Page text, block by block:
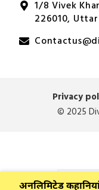
अनलिमिटेड
1/8 Vivek
226010,
Privacy
© 2025
©